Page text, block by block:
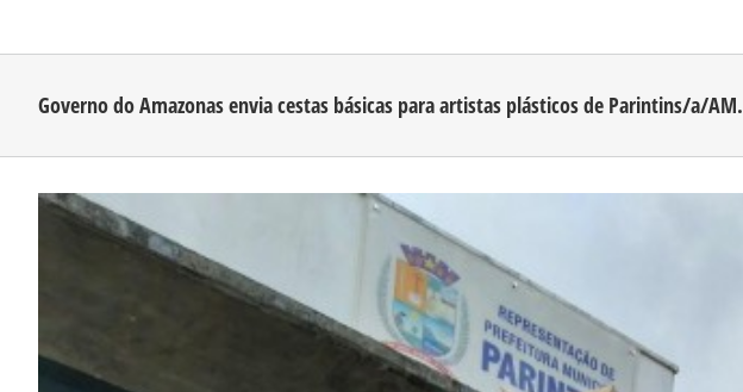
Governo do Amazonas envia cestas básicas para artistas plásticos de Parintins/a/AM.
View